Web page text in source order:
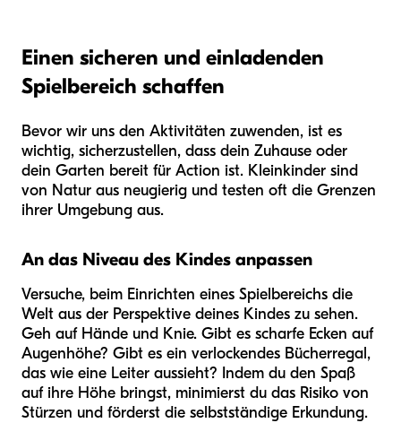
Einen sicheren und einladenden
Spielbereich schaffen
Bevor wir uns den Aktivitäten zuwenden, ist es
wichtig, sicherzustellen, dass dein Zuhause oder
dein Garten bereit für Action ist. Kleinkinder sind
von Natur aus neugierig und testen oft die Grenzen
ihrer Umgebung aus.
An das Niveau des Kindes anpassen
Versuche, beim Einrichten eines Spielbereichs die
Welt aus der Perspektive deines Kindes zu sehen.
Geh auf Hände und Knie. Gibt es scharfe Ecken auf
Augenhöhe? Gibt es ein verlockendes Bücherregal,
das wie eine Leiter aussieht? Indem du den Spaß
auf ihre Höhe bringst, minimierst du das Risiko von
Stürzen und förderst die selbstständige Erkundung.